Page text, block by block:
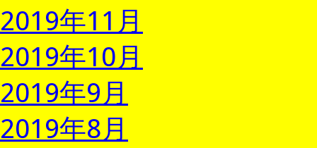
2019年11月
2019年10月
2019年9月
2019年8月